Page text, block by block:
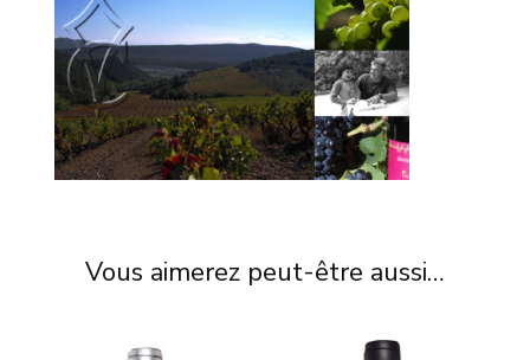
Vous aimerez peut-être aussi…